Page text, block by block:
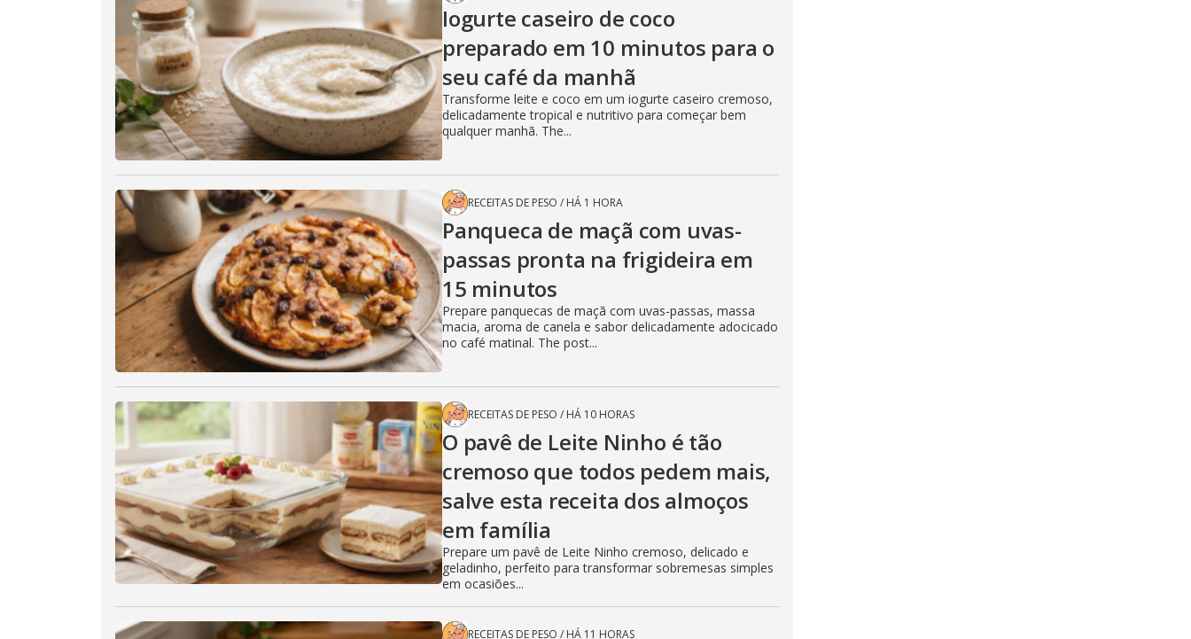
Iogurte caseiro de coco
preparado em 10 minutos para o
seu café da manhã
Transforme leite e coco em um iogurte caseiro cremoso,
delicadamente tropical e nutritivo para começar bem
qualquer manhã. The...
RECEITAS DE PESO / HÁ 1 HORA
Panqueca de maçã com uvas-
passas pronta na frigideira em
15 minutos
Prepare panquecas de maçã com uvas-passas, massa
macia, aroma de canela e sabor delicadamente adocicado
no café matinal. The post...
RECEITAS DE PESO / HÁ 10 HORAS
O pavê de Leite Ninho é tão
cremoso que todos pedem mais,
salve esta receita dos almoços
em família
Prepare um pavê de Leite Ninho cremoso, delicado e
geladinho, perfeito para transformar sobremesas simples
em ocasiões...
RECEITAS DE PESO / HÁ 11 HORAS